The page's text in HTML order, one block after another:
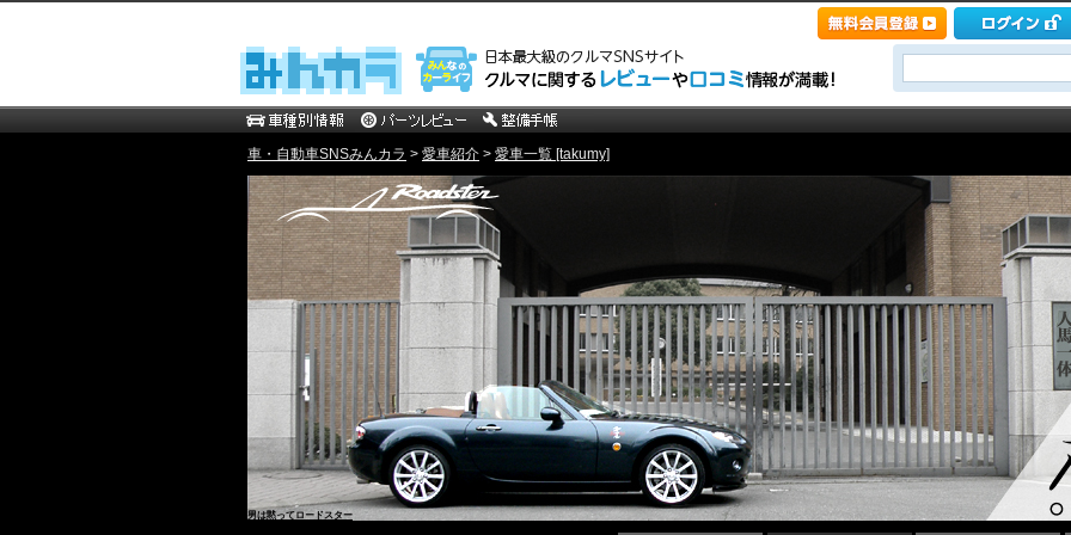
車・自動車SNSみんカラ > 愛車紹介 > 愛車一覧 [takumy]
男は黙ってロードスター